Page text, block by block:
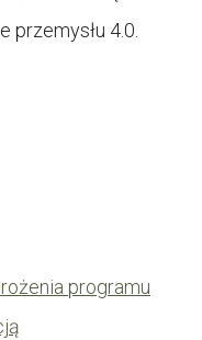
przemysłu 4.0.
programu